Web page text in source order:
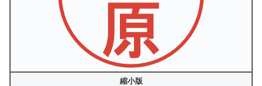
縮小版